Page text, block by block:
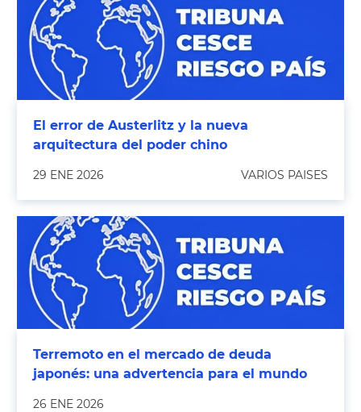
El error de Austerlitz y la nueva
arquitectura del poder chino
29 ENE 2026 VARIOS PAISES
Terremoto en el mercado de deuda
japonés: una advertencia para el mundo
26 ENE 2026